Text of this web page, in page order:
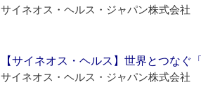
サイネオス・ヘルス・ジャパン株式会社
【サイネオス・ヘルス】世界とつな
サイネオス・ヘルス・ジャパン株式会社